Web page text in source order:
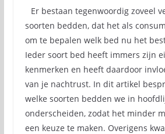
Er bestaan tegenwoordig zoveel
soorten bedden, dat het als
om te bepalen welk bed nu het
Ieder soort bed heeft immers zijn
kenmerken en heeft daardoor
van je nachtrust. In dit artikel
welke soorten bedden we in
onderscheiden, zodat het minder
een keuze te maken. Overigens